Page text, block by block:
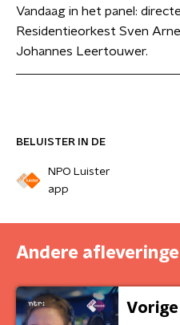
BELUISTER IN DE
NPO Luister
app
Vandaag in het panel:
Residentieorkest Sven
Johannes Leertouwer.
Andere
Vorige